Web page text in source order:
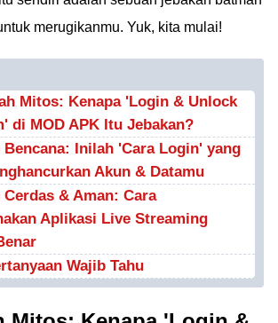
merugikanmu. Yuk, kita mulai!
Mitos: Kenapa 'Login & Unlock
di MOD APK Itu Jebakan?
Bencana: Inilah 'Cara Login' yang
Akun & Datamu
Cerdas & Aman: Cara
Aplikasi Live Streaming
Wajib Tahu